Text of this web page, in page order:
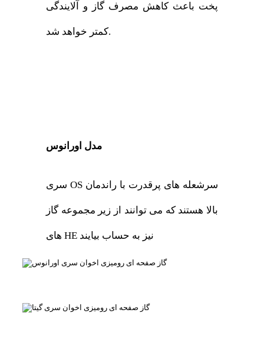
پخت باعث کاهش مصرف گاز و آلایندگی
کمتر خواهد شد.
مدل اورانوس
سری OS سرشعله های پرقدرت با راندمان
بالا هستند که می توانند از زیر مجموعه گاز
های HE نیز به حساب بیایند